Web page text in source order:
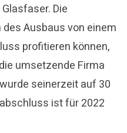
Die
Ausbaus von einem
profitieren können,
umsetzende Firma
seinerzeit auf 30
ist für 2022